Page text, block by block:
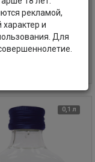
| Московская
товара: РТ-34113
0,1 л
рекламой,
и
Для